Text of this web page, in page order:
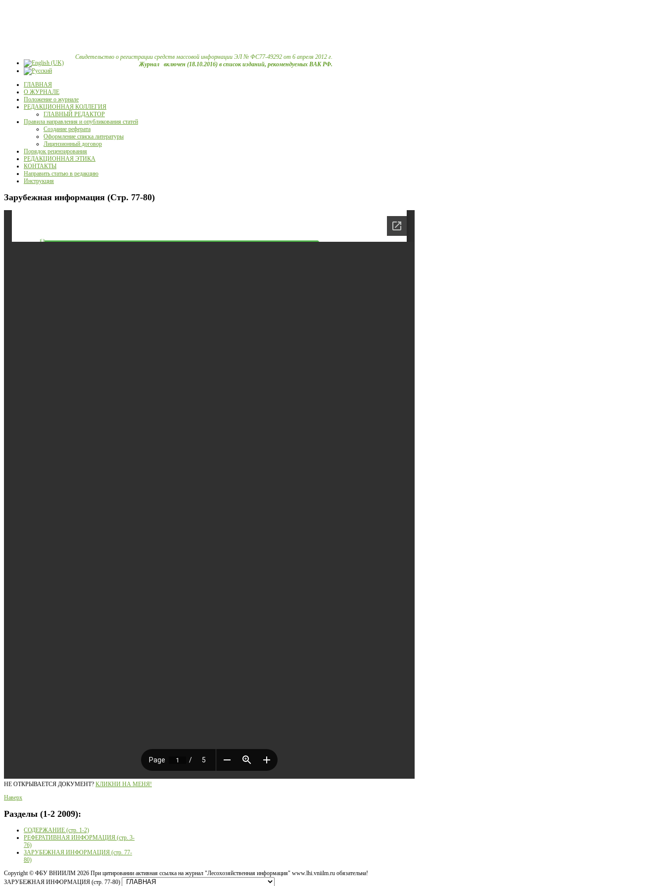
Свидетельство о регистрации средств массовой информации ЭЛ № ФС77-49292 от 6 апреля 2012 г.
Журнал включен (18.10.2016) в список изданий, рекомендуемых ВАК РФ.
ГЛАВНАЯ
О ЖУРНАЛЕ
Положение о журнале
РЕДАКЦИОННАЯ КОЛЛЕГИЯ
ГЛАВНЫЙ РЕДАКТОР
Правила направления и опубликования статей
Создание реферата
Оформление списка литературы
Лицензионный договор
Порядок рецензирования
РЕДАКЦИОННАЯ ЭТИКА
КОНТАКТЫ
Направить статью в редакцию
Инструкция
Зарубежная информация (Стр. 77-80)
НЕ ОТКРЫВАЕТСЯ ДОКУМЕНТ? КЛИКНИ НА МЕНЯ!
Наверх
Разделы (1-2 2009):
СОДЕРЖАНИЕ (стр. 1-2)
РЕФЕРАТИВНАЯ ИНФОРМАЦИЯ (стр. 3-
76)
ЗАРУБЕЖНАЯ ИНФОРМАЦИЯ (стр. 77-
80)
Copyright © ФБУ ВНИИЛМ 2026 При цитировании активная ссылка на журнал "Лесохозяйственная информация" www.lhi.vniilm.ru обязательна!
ЗАРУБЕЖНАЯ ИНФОРМАЦИЯ (стр. 77-80)